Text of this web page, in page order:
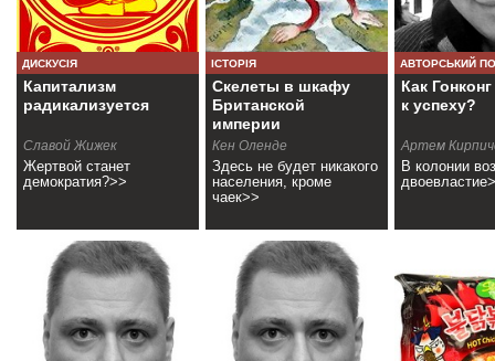
ДИСКУСІЯ
Капитализм
радикализуется
Славой Жижек
Жертвой станет
демократия?>>
ІСТОРІЯ
Скелеты в шкафу
Британской
империи
Кен Оленде
Здесь не будет никакого
населения, кроме
чаек>>
АВТОРСЬКИЙ
Как
к успеху?
Артем
В колонии